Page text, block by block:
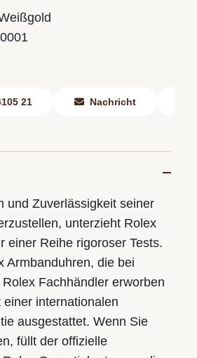
21 Nachricht
und Zuverlässigkeit seiner
unterzieht Rolex
einer Reihe rigoroser Tests.
Armbanduhren, die bei
Fachhändler erworben
internationalen
ausgestattet. Wenn Sie
füllt der offizielle